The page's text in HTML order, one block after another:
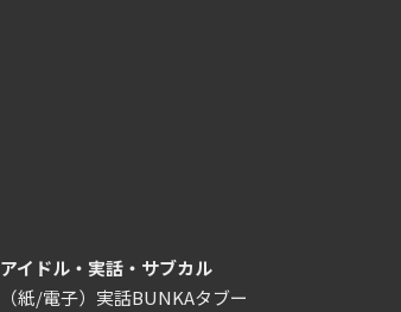
アイドル・実話・サブカル
（紙/電子）実話BUNKAタブー